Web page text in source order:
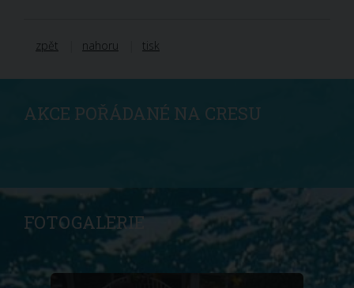
zpět nahoru tisk
AKCE POŘÁDANÉ NA CRESU
FOTOGALERIE